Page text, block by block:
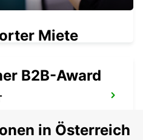
Miete
B2B-Award
in Österreich